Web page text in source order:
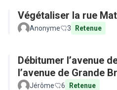
Végétaliser la rue
Anonyme 3 Retenue
Débitumer l’avenue
l’avenue de Grande
Jérôme 6 Retenue